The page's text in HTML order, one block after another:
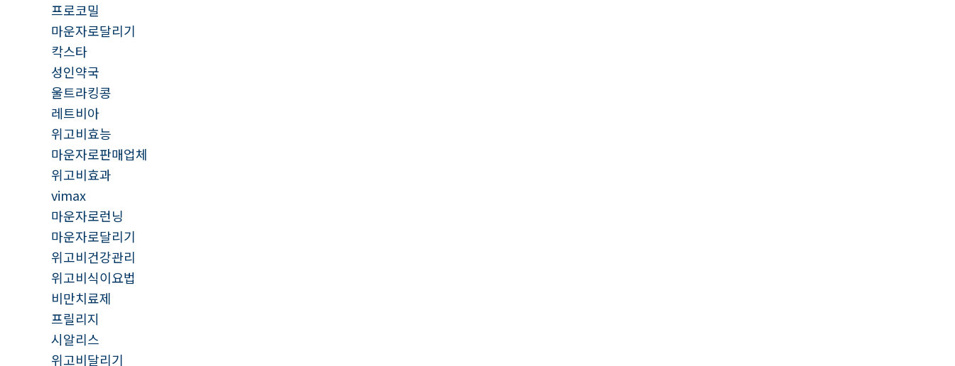
프로코밀
마운자로달리기
칵스타
성인약국
울트라킹콩
레트비아
위고비효능
마운자로판매업체
위고비효과
vimax
마운자로런닝
마운자로달리기
위고비건강관리
위고비식이요법
비만치료제
프릴리지
시알리스
위고비달리기